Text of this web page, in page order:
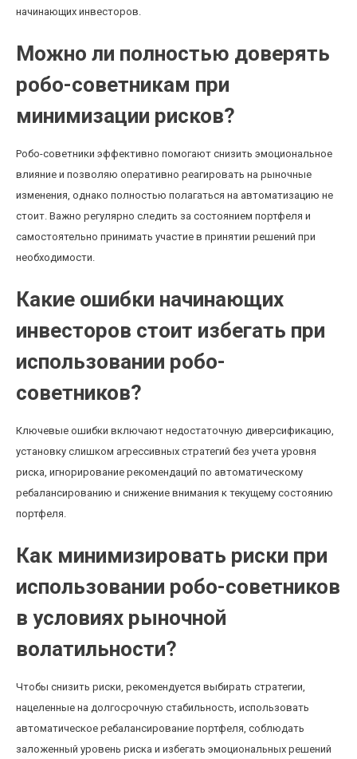
начинающих инвесторов.
Можно ли полностью доверять
робо-советникам при
минимизации рисков?
Робо-советники эффективно помогают снизить эмоциональное
влияние и позволяю оперативно реагировать на рыночные
изменения, однако полностью полагаться на автоматизацию не
стоит. Важно регулярно следить за состоянием портфеля и
самостоятельно принимать участие в принятии решений при
необходимости.
Какие ошибки начинающих
инвесторов стоит избегать при
использовании робо-
советников?
Ключевые ошибки включают недостаточную диверсификацию,
установку слишком агрессивных стратегий без учета уровня
риска, игнорирование рекомендаций по автоматическому
ребалансированию и снижение внимания к текущему состоянию
портфеля.
Как минимизировать риски при
использовании робо-советников
в условиях рыночной
волатильности?
Чтобы снизить риски, рекомендуется выбирать стратегии,
нацеленные на долгосрочную стабильность, использовать
автоматическое ребалансирование портфеля, соблюдать
заложенный уровень риска и избегать эмоциональных решений